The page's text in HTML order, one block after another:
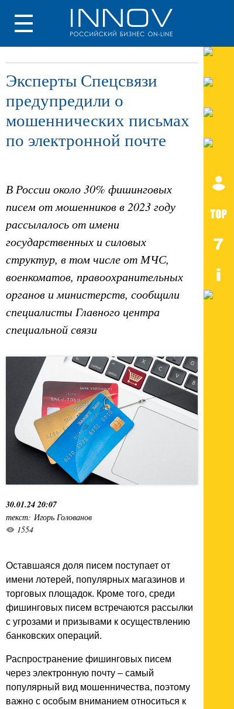
Эксперты Спецсвязи
предупредили о
мошеннических письмах
по электронной почте
В России около 30% фишинговых
писем от мошенников в 2023 году
рассылалось от имени
государственных и силовых
структур, в том числе от МЧС,
военкоматов, правоохранительных
органов и министерств, сообщили
специалисты Главного центра
специальной связи
30.01.24 20:07
текст: Игорь Голованов
1554
Оставшаяся доля писем поступает от
имени лотерей, популярных магазинов и
торговых площадок. Кроме того, среди
фишинговых писем встречаются рассылки
с угрозами и призывами к осуществлению
банковских операций.
Распространение фишинговых писем
через электронную почту – самый
популярный вид мошенничества, поэтому
важно с особым вниманием относиться к